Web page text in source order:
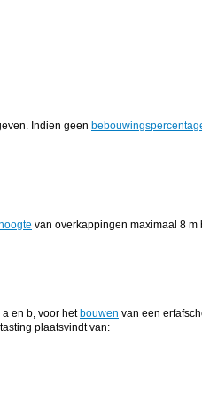
Indien geen
van overkappingen maximaal 8 m
a en b, voor het bouwen van een
plaatsvindt van: